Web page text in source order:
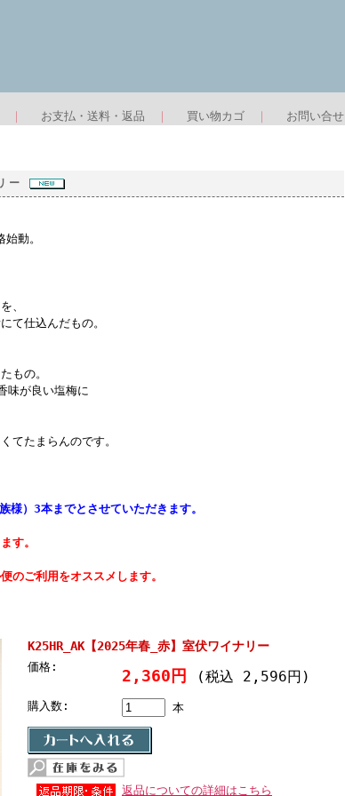
お支払・送料・返品 買い物カゴ お問い合せ
ー
動。
、
て仕込んだもの。
もの。
味が良い塩梅に
てたまらんのです。
）3本までとさせていただきます。
す。
のご利用をオススメします。
K25HR_AK【2025年春_赤】室伏ワイナリー
価格: 2,360円 (税込 2,596円)
購入数: 本
返品についての詳細はこちら